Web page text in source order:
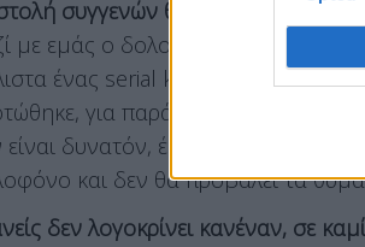
συγγενών θυμάτων
. Αυτό
με εμάς ο δολοφόνος του πατέρα
ένας serial killer,
για παράδειγμα, ο Θάνος
είναι δυνατόν, έκρινε ο ΕΚΚΟΜΕΔ,
και δεν θα προβάλει τα
δεν λογοκρίνει κανέναν, σε